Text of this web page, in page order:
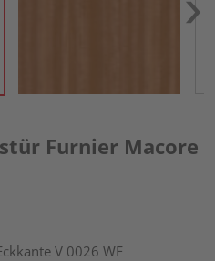
Furnier Macore
V 0026 WF